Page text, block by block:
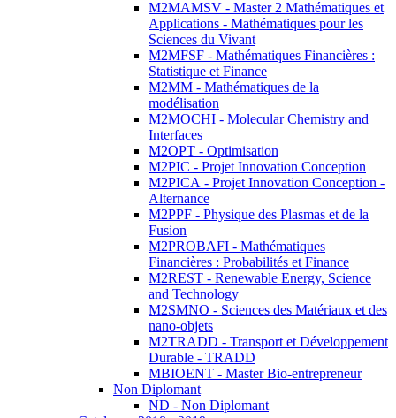
M2MAMSV - Master 2 Mathématiques et
Applications - Mathématiques pour les
Sciences du Vivant
M2MFSF - Mathématiques Financières :
Statistique et Finance
M2MM - Mathématiques de la
modélisation
M2MOCHI - Molecular Chemistry and
Interfaces
M2OPT - Optimisation
M2PIC - Projet Innovation Conception
M2PICA - Projet Innovation Conception -
Alternance
M2PPF - Physique des Plasmas et de la
Fusion
M2PROBAFI - Mathématiques
Financières : Probabilités et Finance
M2REST - Renewable Energy, Science
and Technology
M2SMNO - Sciences des Matériaux et des
nano-objets
M2TRADD - Transport et Développement
Durable - TRADD
MBIOENT - Master Bio-entrepreneur
Non Diplomant
ND - Non Diplomant